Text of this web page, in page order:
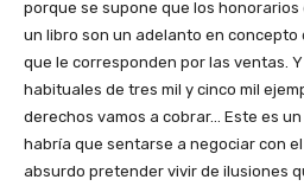
porque se supone que los
un libro son un adelanto en
que le corresponden por las ventas.
habituales de tres mil y cinco mil
derechos vamos a cobrar… Este es
habría que sentarse a negociar con
absurdo pretender vivir de ilusiones